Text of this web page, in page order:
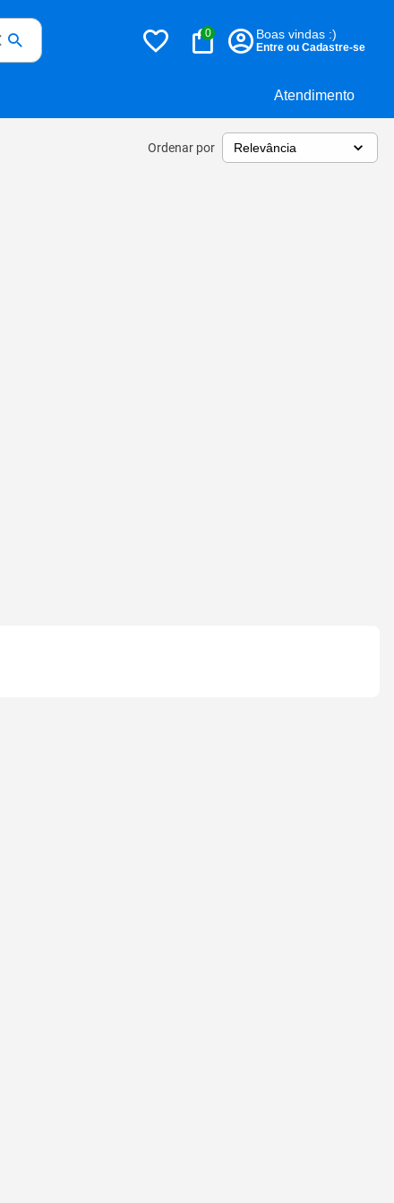
Atendimento
0 Boas vindas :)
Entre ou Cadastre-se
Ordenar por